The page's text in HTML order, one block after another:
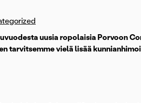
uusia ropolaisia Porvoon
tarvitsemme vielä lisää